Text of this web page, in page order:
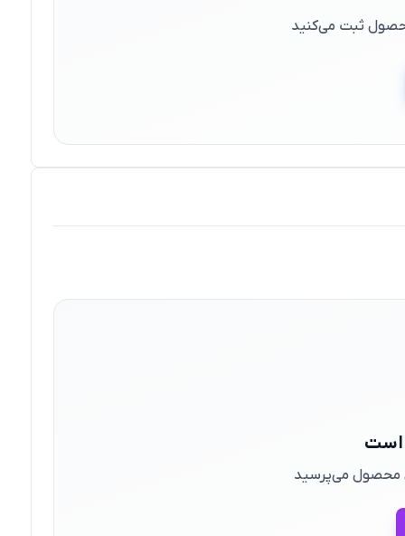
محصول ثبت می‌کنید
است
محصول می‌پرسید